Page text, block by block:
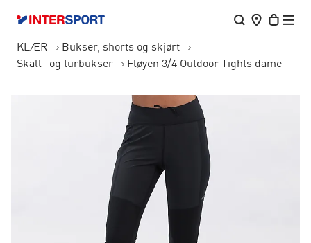
KLÆR
Bukser, shorts og skjørt
Skall- og turbukser
Fløyen 3/4 Outdoor Tights dame